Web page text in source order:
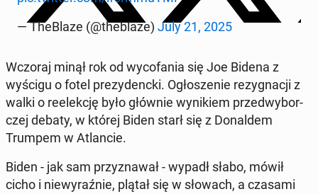
— The­Bla­ze (@the­bla­ze) July 21, 2025
Wczoraj minął rok od wy­co­fa­nia się Joe Bidena z
wyścigu o fotel pre­zy­denc­ki. Ogło­sze­nie re­zy­gna­cji z
walki o re­elek­cję było głównie wy­ni­kiem przed­wy­bor­
czej debaty, w której Biden starł się z Do­nal­dem
Trumpem w Atlan­cie.
Biden - jak sam przy­zna­wał - wypadł słabo, mówił
cicho i nie­wy­raź­nie, plątał się w słowach, a czasami